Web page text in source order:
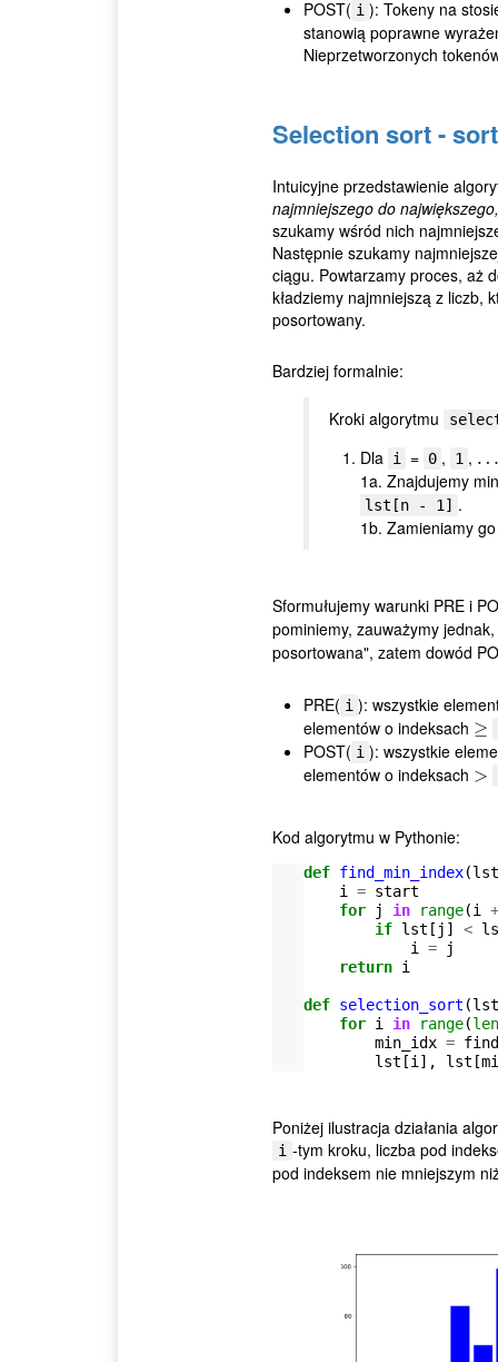
POST( i ): Tokeny na
stanowią poprawne
Nieprzetworzonych
Selection sort -
Intuicyjne przedstawienie
najmniejszego do
szukamy wśród nich
Następnie szukamy
ciągu. Powtarzamy proces, aż
kładziemy najmniejszą z liczb,
posortowany.
Bardziej formalnie:
Kroki algorytmu
Dla i = 0 , 1 , …
…
1a. Znajdujemy
lst[n - 1] .
1b. Zamieniamy
Sformułujemy warunki PRE i
pominiemy, zauważymy
posortowana", zatem dowód
PRE( i ): wszystkie
elementów o indeksach ≥
≥
POST( i ): wszystkie
elementów o indeksach >
>
Kod algorytmu w Pythonie:
def find_min_index(lst
i
= start
for
j in range(i
+
if lst [ j ] <
i
=
j
return i
def selection_sort (lst
for i in range(len
min_idx =
lst [i ], lst [
Poniżej ilustracja działania
i -tym kroku, liczba pod
pod indeksem nie mniejszym